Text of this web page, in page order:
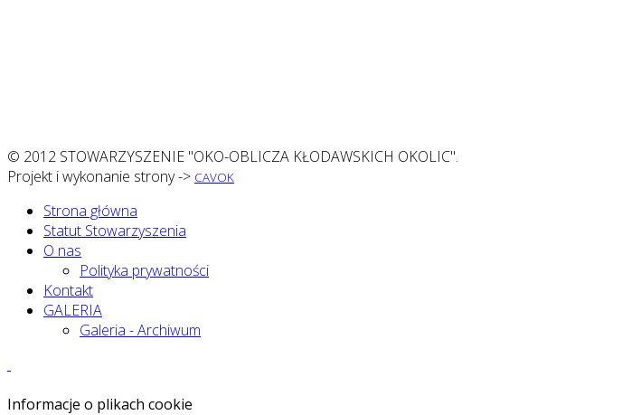
© 2012 STOWARZYSZENIE "OKO-OBLICZA KŁODAWSKICH OKOLIC".
Projekt i wykonanie strony -> CAVOK
Strona główna
Statut Stowarzyszenia
O nas
Polityka prywatności
Kontakt
GALERIA
Galeria - Archiwum
Informacje o plikach cookie